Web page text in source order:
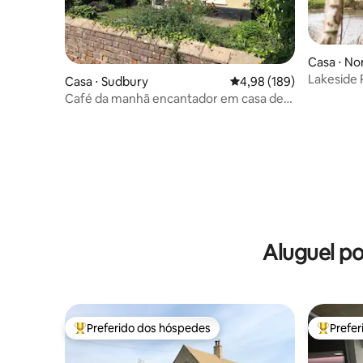
Casa ⋅ Sudbury 4,98 de uma avaliação
4,98 (189)
Café da manhã encantador em casa de
Casa ⋅
Lakeside
Aluguel
Entre os melhores preferidos dos hóspedes
Preferido dos hóspedes Entre